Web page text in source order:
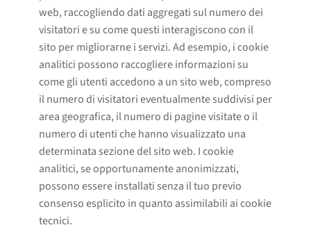
web, raccogliendo dati aggregati sul numero dei
visitatori e su come questi interagiscono con il
sito per migliorarne i servizi. Ad esempio, i cookie
analitici possono raccogliere informazioni su
come gli utenti accedono a un sito web, compreso
il numero di visitatori eventualmente suddivisi per
area geografica, il numero di pagine visitate o il
numero di utenti che hanno visualizzato una
determinata sezione del sito web. I cookie
analitici, se opportunamente anonimizzati,
possono essere installati senza il tuo previo
consenso esplicito in quanto assimilabili ai cookie
tecnici.